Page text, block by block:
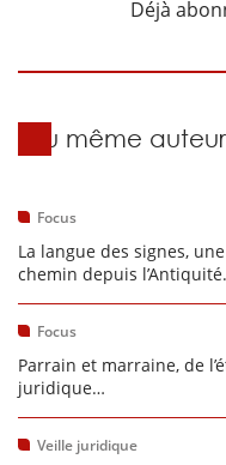
Déjà
Du même auteur
Focus
La langue des signes,
chemin depuis
Focus
Parrain et marraine, de
juridique…
Veille juridique